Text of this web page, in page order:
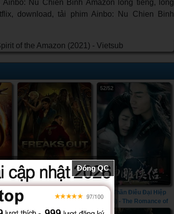
Nu Chien Binh Amazon long tieng, lồng
download, tải phim Ainbo: Nu Chien Binh
-
Kỳ Dị (2021) - Freaks Out
52/52
Tân Thần Điêu Đại Hiệp
(2014) - The Romance of
the Condor Heroes (2014)
Đóng QC